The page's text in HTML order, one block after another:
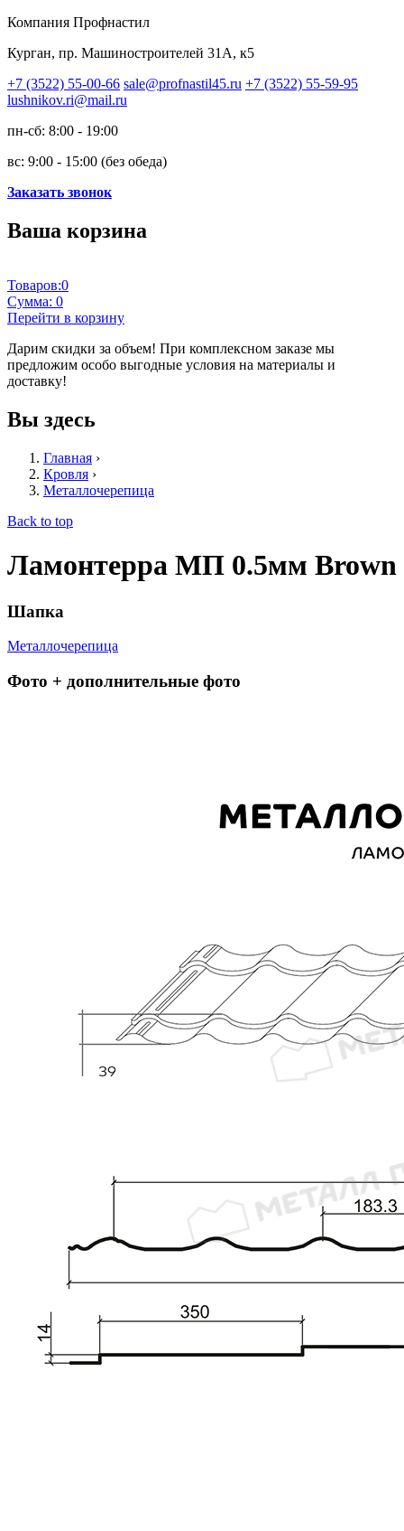
Компания Профнастил
Курган, пр. Машиностроителей 31А, к5
+7 (3522) 55-00-66 sale@profnastil45.ru +7 (3522) 55-59-95
lushnikov.ri@mail.ru
пн-сб: 8:00 - 19:00
вс: 9:00 - 15:00 (без обеда)
Заказать звонок
Ваша корзина
Товаров:0
Сумма: 0
Перейти в корзину
Дарим скидки за объем! При комплексном заказе мы
предложим особо выгодные условия на материалы и
доставку!
Вы здесь
Главная ›
Кровля ›
Металлочерепица
Back to top
Ламонтерра МП 0.5мм Brown
Шапка
Металлочерепица
Фото + дополнительные фото